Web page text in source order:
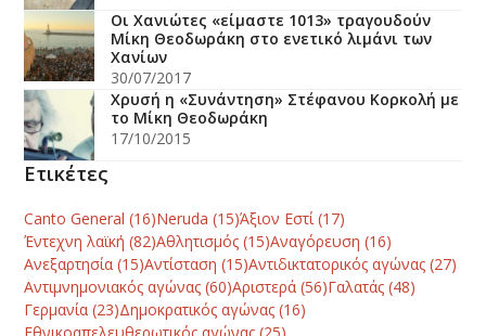
Οι Χανιώτες «είμαστε 1013» τραγουδούν
Μίκη Θεοδωράκη στο ενετικό λιμάνι των
Χανίων
30/07/2017
Χρυσή η «Συνάντηση» Στέφανου Κορκολή με
το Μίκη Θεοδωράκη
17/10/2015
Ετικέτες
Canto General (16)Neruda (15)Άξιον Εστί(17)
Έντεχνη λαϊκή (82)Αθλητισμός (15)Αναγόρευση (16)
Ανεξαρτησία (15)Αντίσταση (15)Αντιδικτατορικός αγώνας (27)
Αντιμνημονιακός αγώνας (60)Αριστερά (56)Γαλατάς (48)
Γερμανία (23)Δημοκρατικός αγώνας (16)